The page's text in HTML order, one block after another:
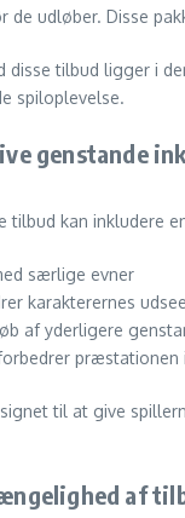
de udløber. Disse
disse tilbud ligger i
spiloplevelse.
genstande
tilbud kan inkludere
særlige evner
karakterernes
af yderligere
præstationen
til at give
af